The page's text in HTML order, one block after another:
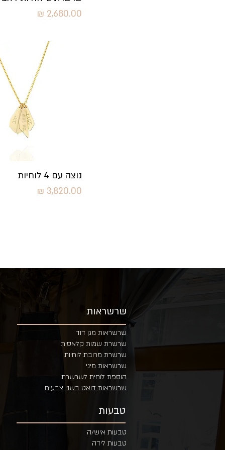
מחיר
תצוגה מהירה
נוצה עם 4 לוחיות
מחיר
שרשראות
שרשראות מגן דוד
שרשרת שמות קלאסית
שרשרת מרובת לוחיות
שרשראות מיני
הוספת לוחית לשרשרת
שרשראות דואט בשני צבעים
טבעות
טבעות איש/ה
טבעות לידה